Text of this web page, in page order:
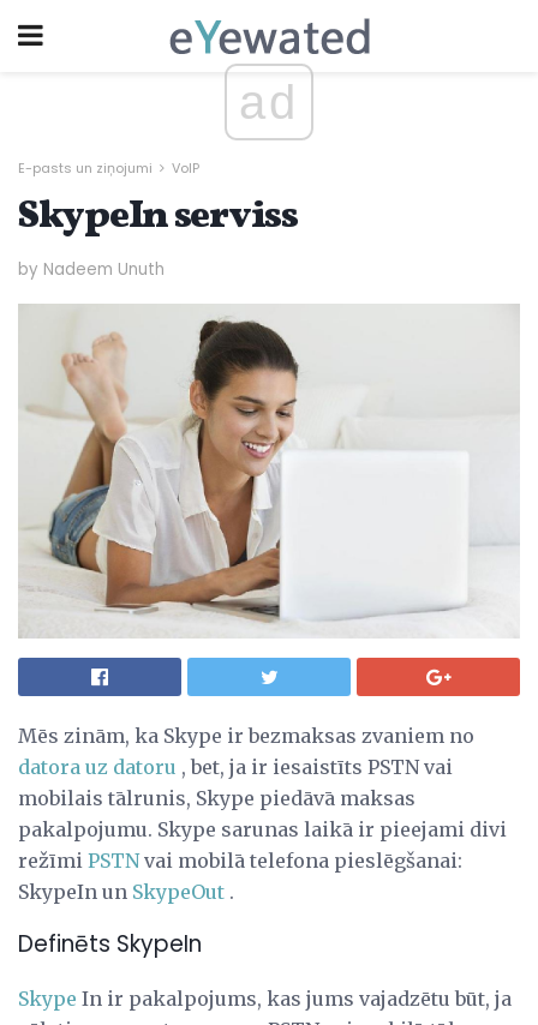
ad
E-pasts un ziņojumi VoIP
SkypeIn serviss
by Nadeem Unuth
Mēs zinām, ka Skype ir bezmaksas zvaniem no
datora uz datoru , bet, ja ir iesaistīts PSTN vai
mobilais tālrunis, Skype piedāvā maksas
pakalpojumu. Skype sarunas laikā ir pieejami divi
režīmi PSTNvai mobilā telefona pieslēgšanai:
SkypeIn un SkypeOut .
Definēts SkypeIn
Skype In ir pakalpojums, kas jums vajadzētu būt, ja